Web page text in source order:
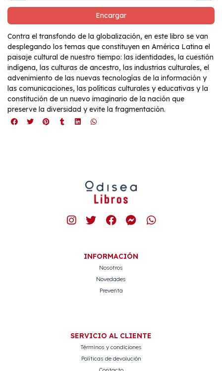
Encargar
Contra el transfondo de la globalización, en este libro se van
desplegando los temas que constituyen en América Latina el
paisaje cultural de nuestro tiempo: las identidades, la cuestión
indígena, las culturas de ancestro, las industrias culturales, el
advenimiento de las nuevas tecnologías de la información y
las comunicaciones, las políticas culturales y educativas y la
constitución de un nuevo imaginario de la nación que
preserve la diversidad y evite la fragmentación.
INFORMACIÓN
Nosotros
Novedades
Preventa
SERVICIO AL CLIENTE
Términos y condiciones
Políticas de devolución